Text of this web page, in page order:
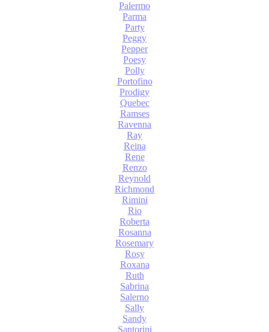
Palermo
Parma
Party
Peggy
Pepper
Poesy
Polly
Portofino
Prodigy
Quebec
Ramses
Ravenna
Ray
Reina
Rene
Renzo
Reynold
Richmond
Rimini
Rio
Roberta
Rosanna
Rosemary
Rosy
Roxana
Ruth
Sabrina
Salerno
Sally
Sandy
Santorini